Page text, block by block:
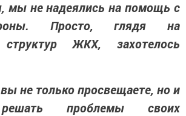
мы не надеялись на помощь с
Просто, глядя на
структур ЖКХ, захотелось
не только просвещаете, но и
проблемы своих